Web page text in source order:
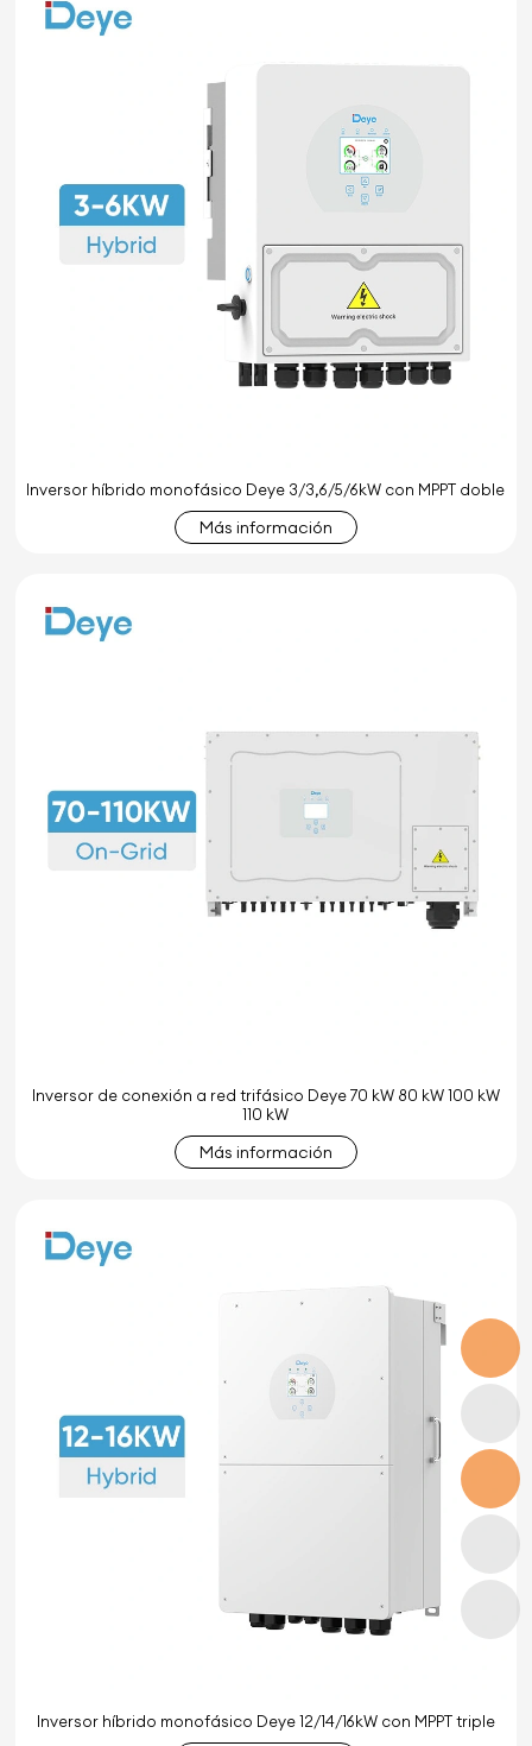
Inversor híbrido monofásico Deye 3/3,6/5/6kW con MPPT doble
Más información
Inversor de conexión a red trifásico Deye 70 kW 80 kW 100 kW
110 kW
Más información
Inversor híbrido monofásico Deye 12/14/16kW con MPPT triple